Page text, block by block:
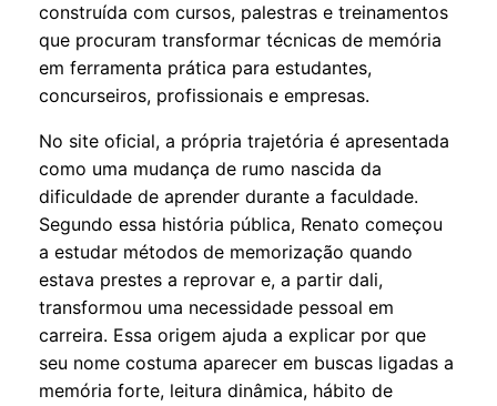
construída com cursos, palestras e treinamentos
que procuram transformar técnicas de memória
em ferramenta prática para estudantes,
concurseiros, profissionais e empresas.
No site oficial, a própria trajetória é apresentada
como uma mudança de rumo nascida da
dificuldade de aprender durante a faculdade.
Segundo essa história pública, Renato começou
a estudar métodos de memorização quando
estava prestes a reprovar e, a partir dali,
transformou uma necessidade pessoal em
carreira. Essa origem ajuda a explicar por que
seu nome costuma aparecer em buscas ligadas a
memória forte, leitura dinâmica, hábito de